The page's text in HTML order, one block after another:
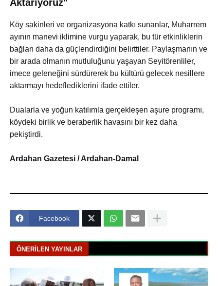
Aktarıyoruz"
Köy sakinleri ve organizasyona katkı sunanlar, Muharrem
ayının manevi iklimine vurgu yaparak, bu tür etkinliklerin
bağları daha da güçlendirdiğini belirttiler. Paylaşmanın ve
bir arada olmanın mutluluğunu yaşayan Seyitörenliler,
imece geleneğini sürdürerek bu kültürü gelecek nesillere
aktarmayı hedeflediklerini ifade ettiler.
Dualarla ve yoğun katılımla gerçekleşen aşure programı,
köydeki birlik ve beraberlik havasını bir kez daha
pekiştirdi.
Ardahan Gazetesi / Ardahan-Damal
Facebook
ÖNERILEN YAYINLAR